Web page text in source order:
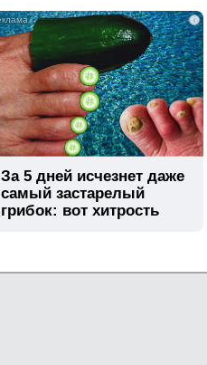
i
За 5 дней исчезнет даже
самый застарелый
грибок: вот хитрость